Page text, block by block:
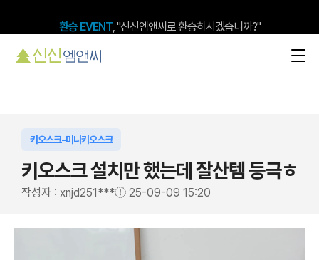
키오스크-미니키오스크
키오스크 설치만 했는데 잘산템 등극ㅎ
작성자 : xnjd251*** 25-09-09 15:20